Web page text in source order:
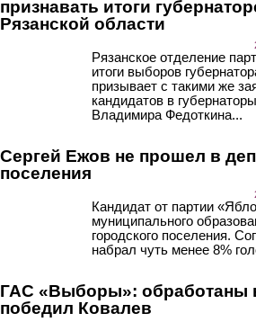
признавать итоги
Рязанской области
Рязанское отделение
итоги выборов
призывает с такими же
кандидатов в
Владимира Федоткина...
Сергей Ежов не прошел в
поселения
Кандидат от партии
муниципального
городского поселения.
набрал чуть менее 8%
ГАС «Выборы»: обработаны
победил Ковалев